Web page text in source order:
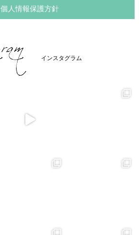
個人情報保護方針
インスタグラム